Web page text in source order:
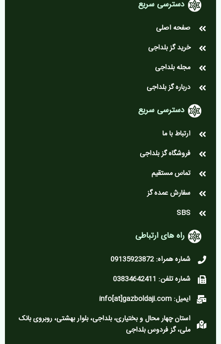
دسترسی سریع
صفحه اصلی
خرید گز بلداجی
مجله بلداجی
درباره گز بلداجی
دسترسی سریع
ارتباط با ما
فروشگاه گز بلداجی
تماس مستقیم
سفارش عمده گز
SBS
راه های ارتباطی
شماره همراه: 09135923872
شماره تلفن: 03834642411
ایمیل: info[at]gazboldaji.com
استان چهار محال و بختیاری، بلداجی، بلوار بهشتی، روبروی بانک
ملی، گز فردوس بلداجی